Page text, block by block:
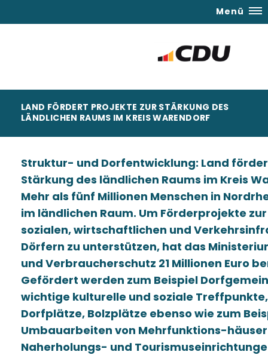
Menü
LAND FÖRDERT PROJEKTE ZUR STÄRKUNG DES
LÄNDLICHEN RAUMS IM KREIS WARENDORF
Struktur- und Dorfentwicklung: Land
Stärkung des ländlichen Raums im Kreis
Mehr als fünf Millionen Menschen in
im ländlichen Raum. Um Förderprojekte
sozialen, wirtschaftlichen und
Dörfern zu unterstützen, hat das
und Verbraucherschutz 21 Millionen Euro
Gefördert werden zum Beispiel
wichtige kulturelle und soziale
Dorfplätze, Bolzplätze ebenso wie zum
Umbauarbeiten von Mehrfunktions-
Naherholungs- und